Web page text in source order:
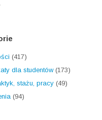
(417)
dla studentów(173)
stażu, pracy (49)
(94)